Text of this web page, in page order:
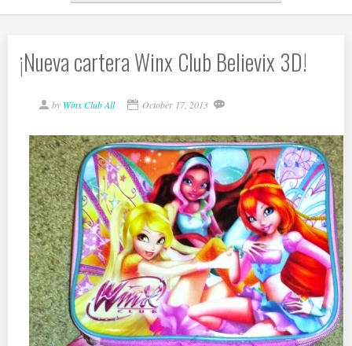
¡Nueva cartera Winx Club Believix 3D!
by Winx Club All October 17, 2013